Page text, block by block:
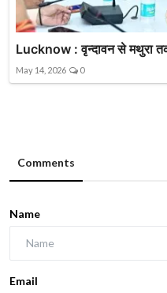
Lucknow : वृन्दावन से मथुरा
May 14, 2026 0
Comments
Name
Email